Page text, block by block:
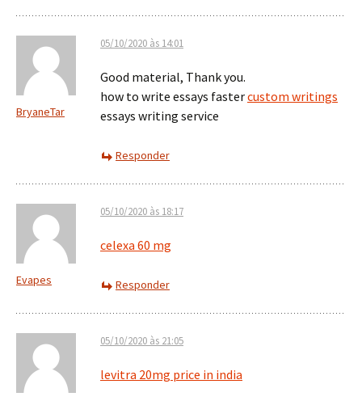
BryaneTar
05/10/2020 às 14:01
Good material, Thank you.
how to write essays fastercustom writings
essays writing service
Responder
Evapes
05/10/2020 às 18:17
celexa 60 mg
Responder
05/10/2020 às 21:05
levitra 20mg price in india